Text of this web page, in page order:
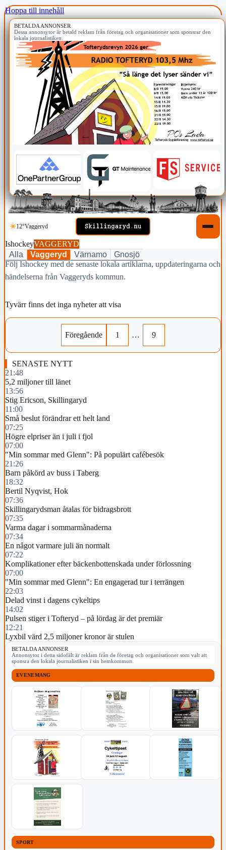
Hoppa till innehåll
BETALDA ANNONSER
Dessa annonsytor är betald reklam från företag och organisationer som sponsrar den
lokala journalistiken.
12°Vaggeryd
IshockeyVAGGERYD
Alla
Vaggeryd Värnamo
Gnosjö
Följ Ishockey med de senaste lokala artiklarna, uppdateringarna och
händelserna från Vaggeryds kommun.
Tyvärr finns det inga nyheter att visa
Föregående 1 … 9
SENASTE NYTT
21:48
5,2 miljoner till länet
13:56
Stig Ericson, Skillingaryd
11:00
Små beslut förändrar ett helt land
07:25
Högre elpriser än i juli i fjol
07:00
"Min sommar med Glenn": På populärt cafébesök
21:26
Barn påkörd av buss i Taberg
18:32
Bertil Nyqvist, Hok
07:36
Skillingarydsman åtalas för bidragsbrott
07:35
Varma dagar i sommarmånaderna
07:34
En något varmare juli än normalt
07:22
Komplikationer efter bäckenbottenskada under förlossning
07:00
"Min sommar med Glenn": En engagerad tur i terrängen
22:03
Delad vinst i dagens cykeltips
14:02
Pulsen stiger i Tofteryd – på lördag är det premiär
12:21
Lyxbil värd 2,5 miljoner kronor är stulen
BETALDA ANNONSER
Annonsytor i detta sidofält är reklam från de företag och organisationer som valt att
sponsra den lokala journalistiken i sin hemkommun.
EVENEMANG
SPORT